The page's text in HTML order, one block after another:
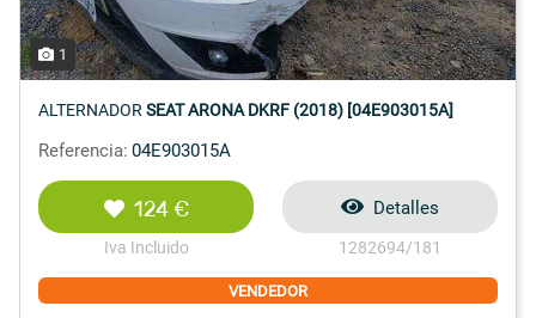
1
ALTERNADOR SEAT ARONA DKRF (2018) [04E903015A]
Referencia: 04E903015A
124 €
Iva Incluido
Detalles
1282694/181
VENDEDOR